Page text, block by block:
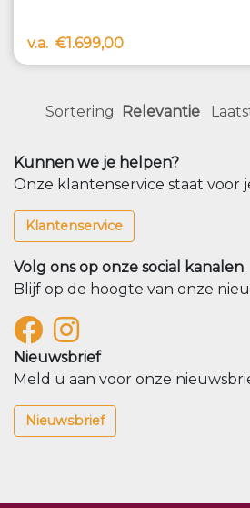
v.a. €1.699,00
Sortering Relevantie
Kunnen we je helpen?
Onze klantenservice staat voor
Klantenservice
Volg ons op onze social kanalen
Blijf op de hoogte van onze
Nieuwsbrief
Meld u aan voor onze
Nieuwsbrief